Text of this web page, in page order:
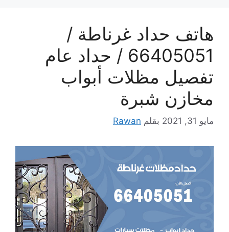
هاتف حداد غرناطة /
66405051 / حداد عام
تفصيل مظلات أبواب
مخازن شبرة
مايو 31, 2021 بقلم Rawan